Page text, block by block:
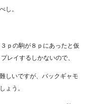
し。
ｐの駒が８ｐにあったと仮
レイするしかないので、
しいですが、バックギャモ
ょう。